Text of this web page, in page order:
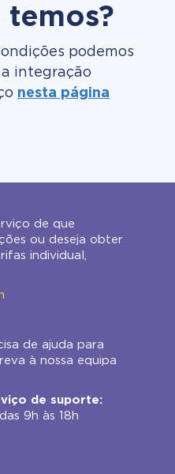
temos?
podemos
integração
nesta página
de que
ou deseja obter
individual,
de ajuda para
à nossa equipa
de suporte:
9h às 18h